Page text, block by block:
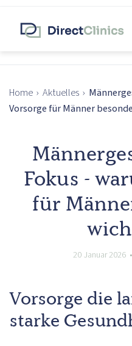
Home › Aktuelles ›
Vorsorge für Männer
Fokus -
für
20 Januar 2026
Vorsorge die
starke